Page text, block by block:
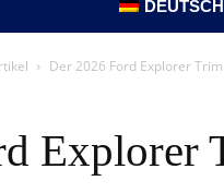
DEUTSCH
Der 2026 Ford Explorer
Explorer